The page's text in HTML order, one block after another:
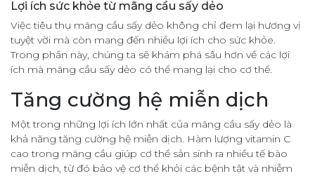
Lợi ích sức khỏe từ mãng cầu sấy dẻo
Việc tiêu thụ mãng cầu sấy dẻo không chỉ đem lại hương vị
tuyệt vời mà còn mang đến nhiều lợi ích cho sức khỏe.
Trong phần này, chúng ta sẽ khám phá sâu hơn về các lợi
ích mà mãng cầu sấy dẻo có thể mang lại cho cơ thể.
Tăng cường hệ miễn dịch
Một trong những lợi ích lớn nhất của mãng cầu sấy dẻo là
khả năng tăng cường hệ miễn dịch. Hàm lượng vitamin C
cao trong mãng cầu giúp cơ thể sản sinh ra nhiều tế bào
miễn dịch, từ đó bảo vệ cơ thể khỏi các bệnh tật và nhiễm